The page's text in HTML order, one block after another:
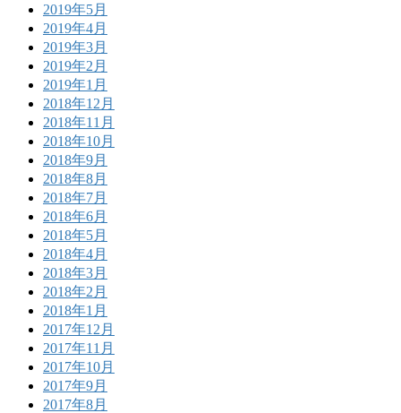
2019年5月
2019年4月
2019年3月
2019年2月
2019年1月
2018年12月
2018年11月
2018年10月
2018年9月
2018年8月
2018年7月
2018年6月
2018年5月
2018年4月
2018年3月
2018年2月
2018年1月
2017年12月
2017年11月
2017年10月
2017年9月
2017年8月